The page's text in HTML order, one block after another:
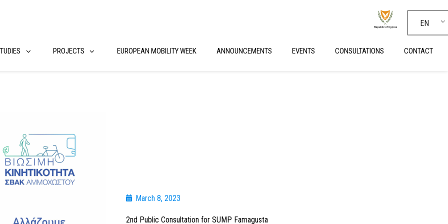
EN
PROJECTS EUROPEAN MOBILITY WEEK ANNOUNCEMENTS EVENTS CONSULTATIONS CONTACT
March 8, 2023
2nd Public Consultation for SUMP Famagusta